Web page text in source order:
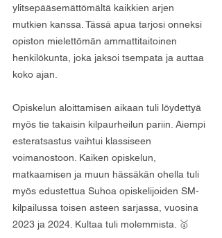
ylitsepääsemättömältä kaikkien arjen
mutkien kanssa. Tässä apua tarjosi onneksi
opiston mielettömän ammattitaitoinen
henkilökunta, joka jaksoi tsempata ja auttaa
koko ajan.
Opiskelun aloittamisen aikaan tuli löydettyä
myös tie takaisin kilpaurheilun pariin. Aiempi
esteratsastus vaihtui klassiseen
voimanostoon. Kaiken opiskelun,
matkaamisen ja muun hässäkän ohella tuli
myös edustettua Suhoa opiskelijoiden SM-
kilpailussa toisen asteen sarjassa, vuosina
2023 ja 2024. Kultaa tuli molemmista. 🥇